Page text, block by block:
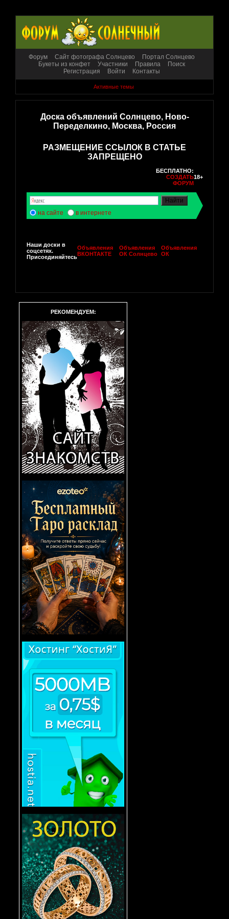
Форум Сайт фотографа Солнцево
Портал Солнцево
Букеты из конфет
Участники Правила
Поиск
Регистрация
Войти Контакты
Активные темы
Доска объявлений Солнцево, Ново-
Переделкино, Москва, Россия
РАЗМЕЩЕНИЕ ССЫЛОК В СТАТЬЕ
ЗАПРЕЩЕНО
БЕСПЛАТНО:
СОЗДАТЬ
ФОРУМ
18+
на сайте в интернете
Наши доски в
соцсетях.
Присоединяйтесь
Объявления
ВКОНТАКТЕ
Объявления
ОК Солнцево
Объявления
ОК
РЕКОМЕНДУЕМ: